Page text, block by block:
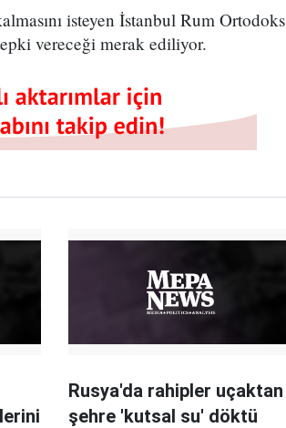
isteyen İstanbul Rum Ortodoks
vereceği merak ediliyor.
Rusya'da rahipler uçaktan
şehre 'kutsal su' döktü